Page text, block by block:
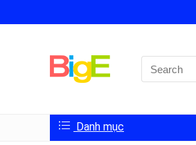
Danh mục